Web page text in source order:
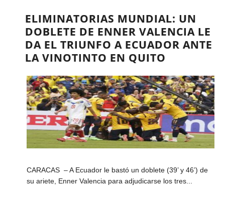
ELIMINATORIAS MUNDIAL: UN
DOBLETE DE ENNER VALENCIA LE
DA EL TRIUNFO A ECUADOR ANTE
LA VINOTINTO EN QUITO
CARACAS – A Ecuador le bastó un doblete (39’ y 46’) de
su ariete, Enner Valencia para adjudicarse los tres...